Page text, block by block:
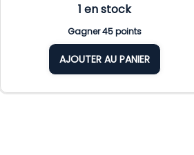
1 en stock
Gagner 45 points
AJOUTER AU PANIER